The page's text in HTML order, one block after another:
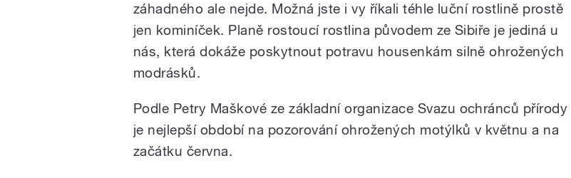
záhadného ale nejde. Možná jste i vy říkali téhle luční rostlině prostě
jen kominíček. Planě rostoucí rostlina původem ze Sibiře je jediná u
nás, která dokáže poskytnout potravu housenkám silně ohrožených
modrásků.
Podle Petry Maškové ze základní organizace Svazu ochránců přírody
je nejlepší období na pozorování ohrožených motýlků v květnu a na
začátku června.